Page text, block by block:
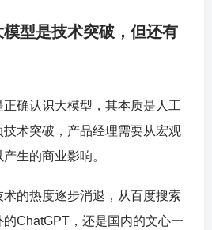
型是技术突破，但还有
确认识大模型，其本质是人工
术突破，产品经理需要从宏观
生的商业影响。
的热度逐步消退，从百度搜索
ChatGPT，还是国内的文心一